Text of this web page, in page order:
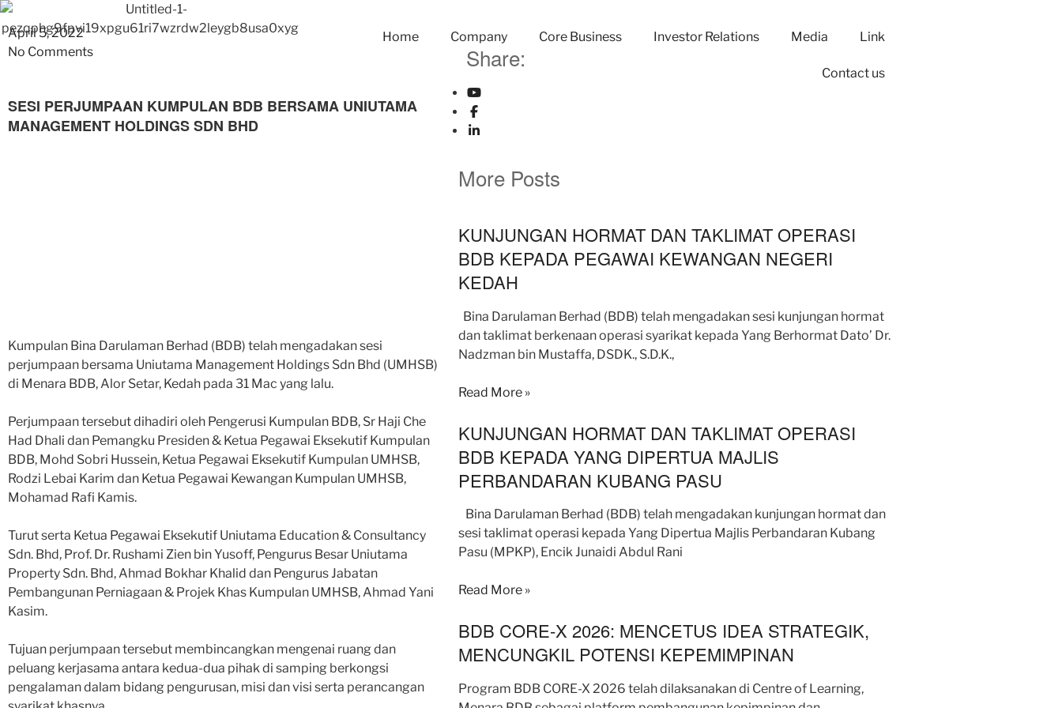
Home Company Core Business Investor Relations Media Link
Contact us
April 5, 2022
No Comments
SESI PERJUMPAAN KUMPULAN BDB BERSAMA UNIUTAMA
MANAGEMENT HOLDINGS SDN BHD
Kumpulan Bina Darulaman Berhad (BDB) telah mengadakan sesi
perjumpaan bersama Uniutama Management Holdings Sdn Bhd (UMHSB)
di Menara BDB, Alor Setar, Kedah pada 31 Mac yang lalu.
Perjumpaan tersebut dihadiri oleh Pengerusi Kumpulan BDB, Sr Haji Che
Had Dhali dan Pemangku Presiden & Ketua Pegawai Eksekutif Kumpulan
BDB, Mohd Sobri Hussein, Ketua Pegawai Eksekutif Kumpulan UMHSB,
Rodzi Lebai Karim dan Ketua Pegawai Kewangan Kumpulan UMHSB,
Mohamad Rafi Kamis.
Turut serta Ketua Pegawai Eksekutif Uniutama Education & Consultancy
Sdn. Bhd, Prof. Dr. Rushami Zien bin Yusoff, Pengurus Besar Uniutama
Property Sdn. Bhd, Ahmad Bokhar Khalid dan Pengurus Jabatan
Pembangunan Perniagaan & Projek Khas Kumpulan UMHSB, Ahmad Yani
Kasim.
Tujuan perjumpaan tersebut membincangkan mengenai ruang dan
peluang kerjasama antara kedua-dua pihak di samping berkongsi
pengalaman dalam bidang pengurusan, misi dan visi serta perancangan
Share:
More Posts
KUNJUNGAN HORMAT DAN TAKLIMAT OPERASI
BDB KEPADA PEGAWAI KEWANGAN NEGERI
KEDAH
Bina Darulaman Berhad (BDB) telah mengadakan sesi kunjungan hormat
dan taklimat berkenaan operasi syarikat kepada Yang Berhormat Dato’ Dr.
Nadzman bin Mustaffa, DSDK., S.D.K.,
Read More »
KUNJUNGAN HORMAT DAN TAKLIMAT OPERASI
BDB KEPADA YANG DIPERTUA MAJLIS
PERBANDARAN KUBANG PASU
Bina Darulaman Berhad (BDB) telah mengadakan kunjungan hormat dan
sesi taklimat operasi kepada Yang Dipertua Majlis Perbandaran Kubang
Pasu (MPKP), Encik Junaidi Abdul Rani
Read More »
BDB CORE-X 2026: MENCETUS IDEA STRATEGIK,
MENCUNGKIL POTENSI KEPEMIMPINAN
Program BDB CORE-X 2026 telah dilaksanakan di Centre of Learning,